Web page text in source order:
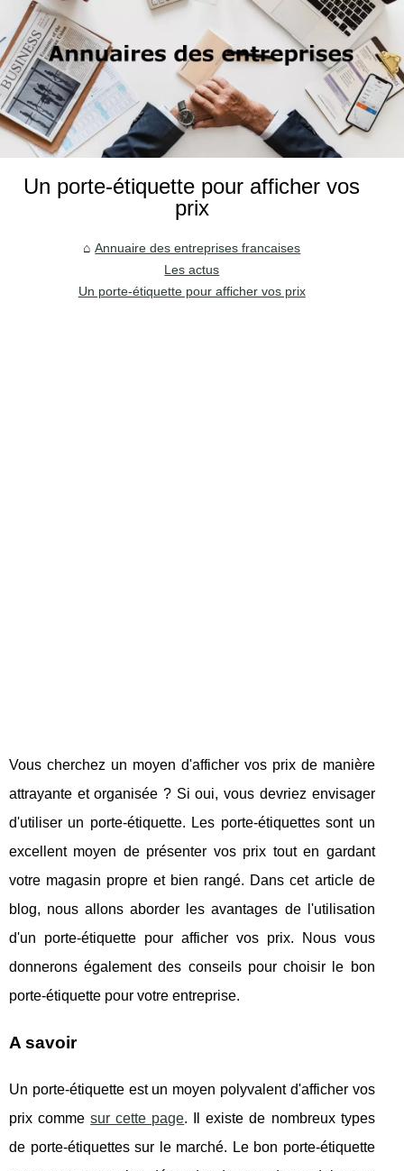
Un porte-étiquette pour afficher vos
prix
Annuaire des entreprises francaises
Les actus
Un porte-étiquette pour afficher vos prix
Vous cherchez un moyen d'afficher vos prix de manière
attrayante et organisée ? Si oui, vous devriez envisager
d'utiliser un porte-étiquette. Les porte-étiquettes sont un
excellent moyen de présenter vos prix tout en gardant
votre magasin propre et bien rangé. Dans cet article de
blog, nous allons aborder les avantages de l'utilisation
d'un porte-étiquette pour afficher vos prix. Nous vous
donnerons également des conseils pour choisir le bon
porte-étiquette pour votre entreprise.
A savoir
Un porte-étiquette est un moyen polyvalent d'afficher vos
prix commesur cette page. Il existe de nombreux types
de porte-étiquettes sur le marché. Le bon porte-étiquette